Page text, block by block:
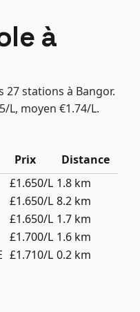
à
27 stations à Bangor.
L, moyen €1.74/L.
Prix
Distance
£1.650/L 1.8 km
£1.650/L 8.2 km
£1.650/L 1.7 km
£1.700/L 1.6 km
£1.710/L 0.2 km